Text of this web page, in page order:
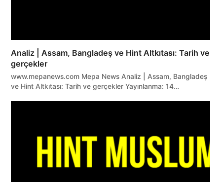
Analiz | Assam, Bangladeş ve Hint Altkıtası: Tarih ve
gerçekler
www.mepanews.com Mepa News Analiz | Assam, Bangladeş
ve Hint Altkıtası: Tarih ve gerçekler Yayınlanma: 14…